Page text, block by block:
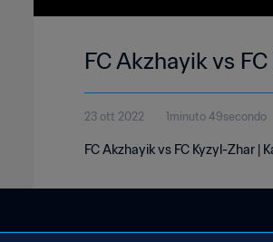
FC Akzhayik vs
23 ott 2022 1minuto 49secondo
FC Akzhayik vs FC Kyzyl-Zhar |